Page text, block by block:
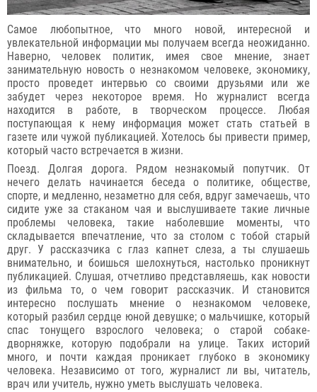
Самое любопытное, что много новой, интересной и
увлекательной информации мы получаем всегда неожиданно.
Наверно, человек политик, имея свое мнение, знает
занимательную новость о незнакомом человеке, экономику,
просто проведет интервью со своими друзьями или же
забудет через некоторое время. Но журналист всегда
находится в работе, в творческом процессе. Любая
поступающая к нему информация может стать статьей в
газете или чужой публикацией. Хотелось бы привести пример,
который часто встречается в жизни.
Поезд. Долгая дорога. Рядом незнакомый попутчик. От
нечего делать начинается беседа о политике, обществе,
спорте, и медленно, незаметно для себя, вдруг замечаешь, что
сидите уже за стаканом чая и выслушиваете такие личные
проблемы человека, такие наболевшие моменты, что
складывается впечатление, что за столом с тобой старый
друг. У рассказчика с глаз капнет слеза, а ты слушаешь
внимательно, и боишься шелохнуться, настолько проникнут
публикацией. Слушая, отчетливо представляешь, как новости
из фильма то, о чем говорит рассказчик. И становится
интересно послушать мнение о незнакомом человеке,
который разбил сердце юной девушке; о мальчишке, который
спас тонущего взрослого человека; о старой собаке-
дворняжке, которую подобрали на улице. Таких историй
много, и почти каждая проникает глубоко в экономику
человека. Независимо от того, журналист ли вы, читатель,
врач или учитель, нужно уметь выслушать человека.